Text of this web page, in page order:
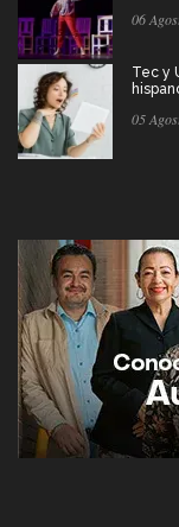
06
Tec y
05